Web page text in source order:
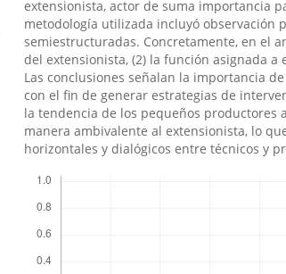
extensionista, actor de suma importancia
metodologí­a utilizada incluyó observación
semiestructuradas. Concretamente, en el
del extensionista, (2) la función asignada a
Las conclusiones señalan la importancia
con el fin de generar estrategias de
la tendencia de los pequeños productores
manera ambivalente al extensionista, lo
horizontales y dialógicos entre técnicos y